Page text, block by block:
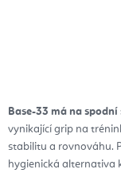
Base-33 má na
vynikající grip na
stabilitu a rovnováhu.
hygienická alternativa